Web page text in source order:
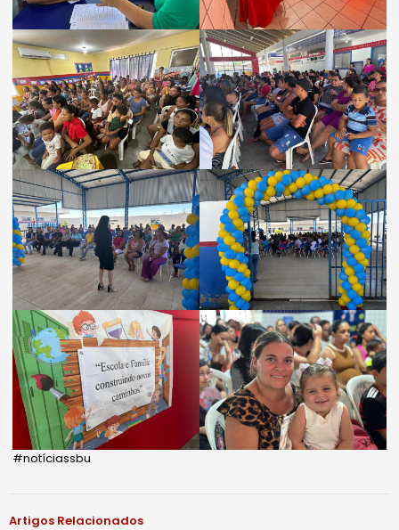
#notíciassbu
Artigos Relacionados